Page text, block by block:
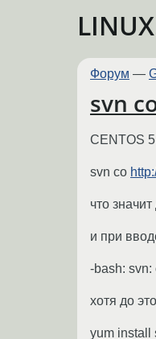
Форум —
svn
CENTOS
svn co
что
и при
-bash: svn:
хотя до
yum install